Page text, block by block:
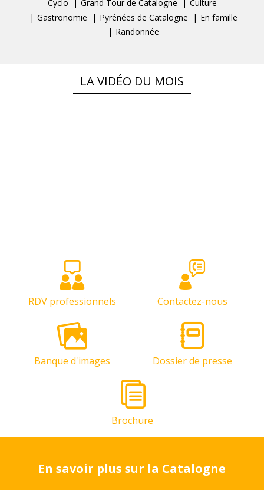
Cyclo Grand Tour de Catalogne
Culture
Gastronomie
Pyrénées de Catalogne
En famille
Randonnée
LA VIDÉO DU MOIS
RDV professionnels Contactez-nous
Banque d'images Dossier de presse
Brochure
En savoir plus sur la Catalogne